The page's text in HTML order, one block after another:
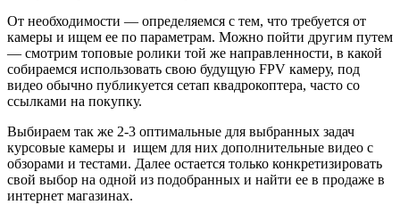
От необходимости — определяемся с тем, что требуется от
камеры и ищем ее по параметрам. Можно пойти другим путем
— смотрим топовые ролики той же направленности, в какой
собираемся использовать свою будущую FPV камеру, под
видео обычно публикуется сетап квадрокоптера, часто со
ссылками на покупку.
Выбираем так же 2-3 оптимальные для выбранных задач
курсовые камеры и ищем для них дополнительные видео с
обзорами и тестами. Далее остается только конкретизировать
свой выбор на одной из подобранных и найти ее в продаже в
интернет магазинах.